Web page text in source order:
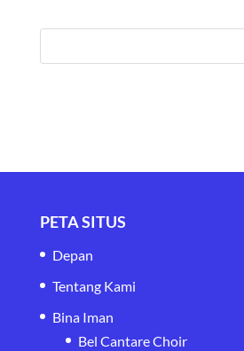
PETA SITUS
Depan
Tentang Kami
Bina Iman
Bel Cantare Choir